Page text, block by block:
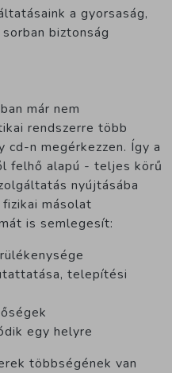
a gyorsaság,
biztonság
már nem
rendszerre több
cd-n megérkezzen. Így a
felhő alapú - teljes körű
nyújtásába
másolat
is semlegesít:
telepítési
egy helyre
többségének van